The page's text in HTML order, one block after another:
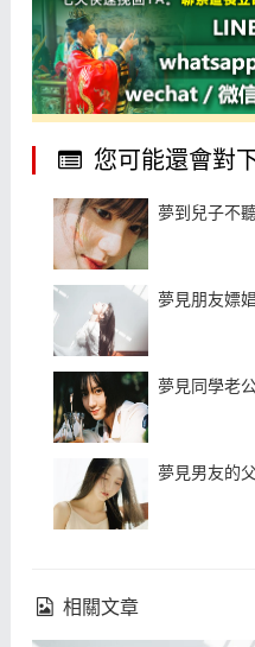
您可能還會對
夢到兒子不
夢見朋友嫖娼
夢見同學老
夢見男友的
相關文章